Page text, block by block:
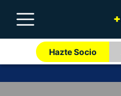
Hazte Socio